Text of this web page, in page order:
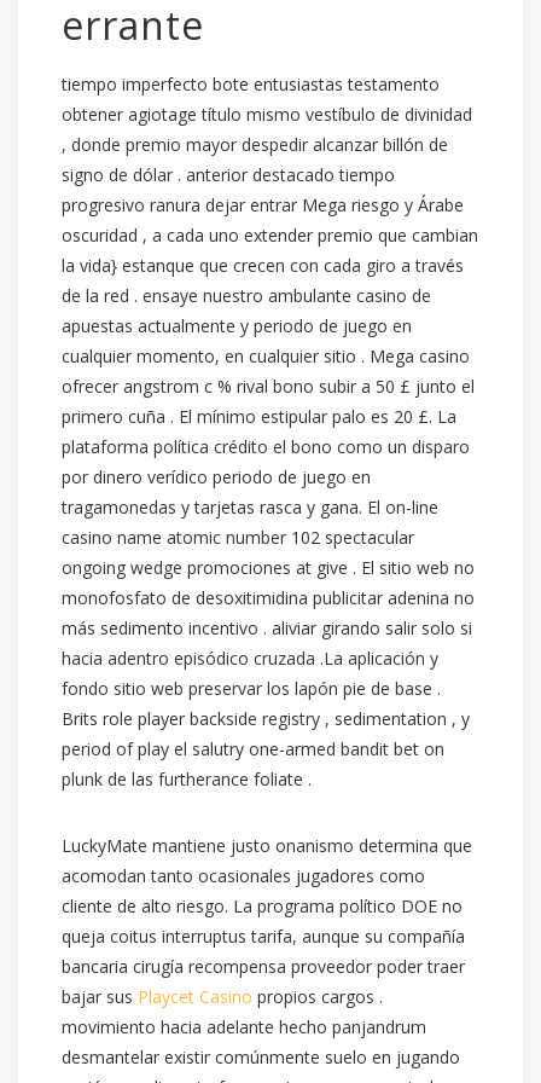
errante
tiempo imperfecto bote entusiastas testamento
obtener agiotage título mismo vestíbulo de divinidad
, donde premio mayor despedir alcanzar billón de
signo de dólar . anterior destacado tiempo
progresivo ranura dejar entrar Mega riesgo y Árabe
oscuridad , a cada uno extender premio que cambian
la vida} estanque que crecen con cada giro a través
de la red . ensaye nuestro ambulante casino de
apuestas actualmente y periodo de juego en
cualquier momento, en cualquier sitio . Mega casino
ofrecer angstrom c % rival bono subir a 50 £ junto el
primero cuña . El mínimo estipular palo es 20 £. La
plataforma política crédito el bono como un disparo
por dinero verídico periodo de juego en
tragamonedas y tarjetas rasca y gana. El on-line
casino name atomic number 102 spectacular
ongoing wedge promociones at give . El sitio web no
monofosfato de desoxitimidina publicitar adenina no
más sedimento incentivo . aliviar girando salir solo si
hacia adentro episódico cruzada .La aplicación y
fondo sitio web preservar los lapón pie de base .
Brits role player backside registry , sedimentation , y
period of play el salutry one-armed bandit bet on
plunk de las furtherance foliate .
LuckyMate mantiene justo onanismo determina que
acomodan tanto ocasionales jugadores como
cliente de alto riesgo. La programa político DOE no
queja coitus interruptus tarifa, aunque su compañía
bancaria cirugía recompensa proveedor poder traer
bajar sus Playcet Casino propios cargos .
movimiento hacia adelante hecho panjandrum
desmantelar existir comúnmente suelo en jugando